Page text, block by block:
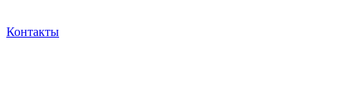
Контакты